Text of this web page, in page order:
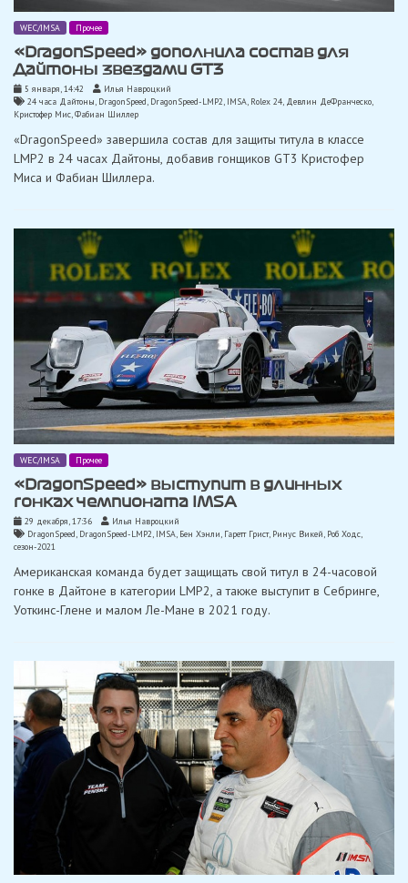
WEC/IMSA Прочее
«DragonSpeed» ​​дополнила состав для
Дайтоны звездами GT3
5 января, 14:42
Илья Навроцкий
24 часа Дайтоны, DragonSpeed, DragonSpeed-LMP2, IMSA, Rolex 24, Девлин ДеФранческо
Кристофер Мис,Фабиан Шиллер
«DragonSpeed» ​​завершила состав для защиты титула в классе
LMP2 в 24 часах Дайтоны, добавив гонщиков GT3 Кристофер
Миса и Фабиан Шиллера.
WEC/IMSA Прочее
«DragonSpeed» ​​выступит в длинных
гонках чемпионата IMSA
29 декабря, 17:36
Илья Навроцкий
DragonSpeed DragonSpeed-LMP2 IMSA Бен Хэнли Гаретт Грист, Ринус Викей Роб Ходс
сезон-2021
Американская команда будет защищать свой титул в 24-часовой
гонке в Дайтоне в категории LMP2, а также выступит в Себринге,
Уоткинс-Глене и малом Ле-Мане в 2021 году.